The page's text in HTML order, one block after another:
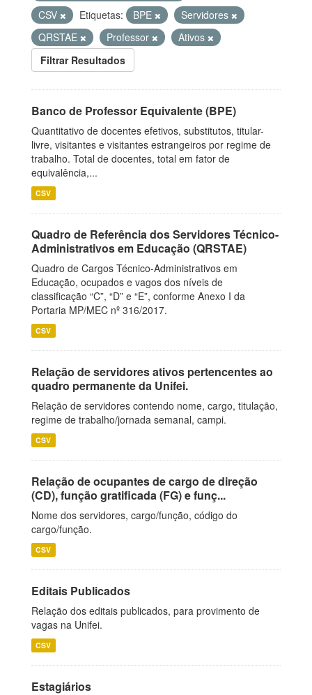
CSV
Etiquetas: BPE
Servidores
QRSTAE
Professor
Ativos
Filtrar Resultados
Banco de Professor Equivalente (BPE)
Quantitativo de docentes efetivos, substitutos, titular-
livre, visitantes e visitantes estrangeiros por regime de
trabalho. Total de docentes, total em fator de
equivalência,...
CSV
Quadro de Referência dos Servidores Técnico-
Administrativos em Educação (QRSTAE)
Quadro de Cargos Técnico-Administrativos em
Educação, ocupados e vagos dos níveis de
classificação “C”, “D” e “E”, conforme Anexo I da
Portaria MP/MEC nº 316/2017.
CSV
Relação de servidores ativos pertencentes ao
quadro permanente da Unifei.
Relação de servidores contendo nome, cargo, titulação,
regime de trabalho/jornada semanal, campi.
CSV
Relação de ocupantes de cargo de direção
(CD), função gratificada (FG) e funç...
Nome dos servidores, cargo/função, código do
cargo/função.
CSV
Editais Publicados
Relação dos editais publicados, para provimento de
vagas na Unifei.
CSV
Estagiários